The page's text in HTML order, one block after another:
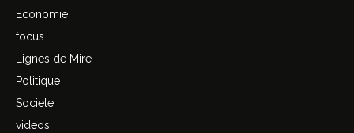
Economie
focus
Lignes de Mire
Politique
Societe
videos